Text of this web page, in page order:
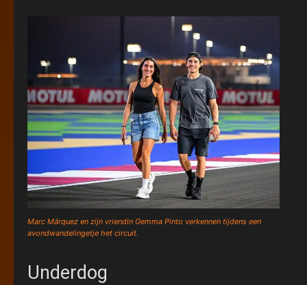
Marc Márquez en zijn vriendin Gemma Pinto verkennen tijdens een
avondwandelingetje het circuit.
Underdog